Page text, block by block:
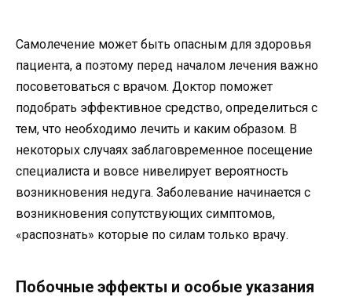
Самолечение может быть опасным для здоровья
пациента, а поэтому перед началом лечения важно
посоветоваться с врачом. Доктор поможет
подобрать эффективное средство, определиться с
тем, что необходимо лечить и каким образом. В
некоторых случаях заблаговременное посещение
специалиста и вовсе нивелирует вероятность
возникновения недуга. Заболевание начинается с
возникновения сопутствующих симптомов,
«распознать» которые по силам только врачу.
Побочные эффекты и особые указания